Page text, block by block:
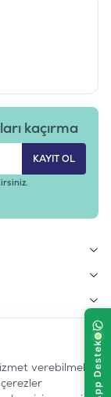
kaçırma
KAYIT OL
verebilmek